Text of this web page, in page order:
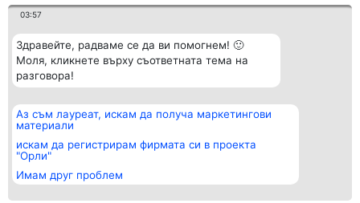
03:57
Здравейте, радваме се да ви помогнем! 🙂
Моля, кликнете върху съответната тема на
разговора!
Аз съм лауреат, искам да получа маркетингови
материали
искам да регистрирам фирмата си в проекта
"Орли"
Имам друг проблем
Организатор на
класиране
BulevardulAleea Timișul De
Sus Nr. 2, Bl. A30, Sc. A, Et.
4, Ap. 13
București 53-238
Класация
всички
Статут/Устав
Контакти